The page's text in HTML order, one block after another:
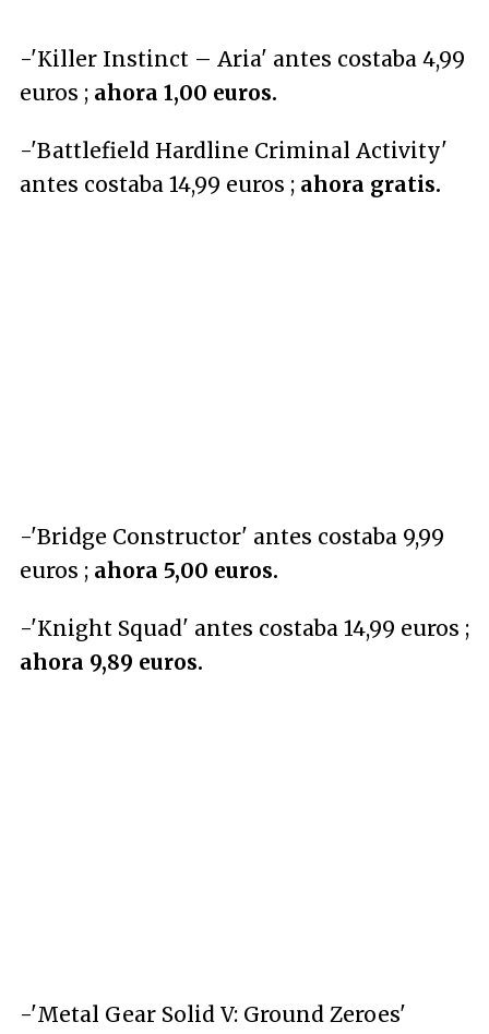
-'Killer Instinct – Aria' antes costaba 4,99
euros ; ahora 1,00 euros.
-'Battlefield Hardline Criminal Activity'
antes costaba 14,99 euros ; ahora gratis.
-'Bridge Constructor' antes costaba 9,99
euros ; ahora 5,00 euros.
-'Knight Squad' antes costaba 14,99 euros ;
ahora 9,89 euros.
-'Metal Gear Solid V: Ground Zeroes'